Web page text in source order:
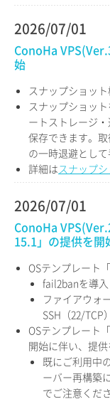
2026/07/01
ConoHa
始
スナップショッ
スナップショッ
ートストレージ
保存できます。
の一時退避として
詳細はスナップ
2026/07/01
ConoHa
15.1」の提供を開
OSテンプレート「
fail2banを導入
ファイアウォ
SSH（22/TCP
OSテンプレート「
開始に伴い、提供
既にご利用中
ーバー再構築
でご注意くださ